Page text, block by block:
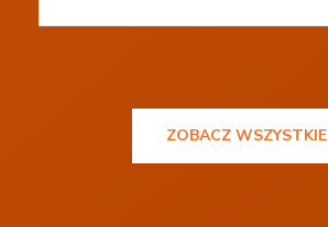
ZOBACZ WSZYSTKIE